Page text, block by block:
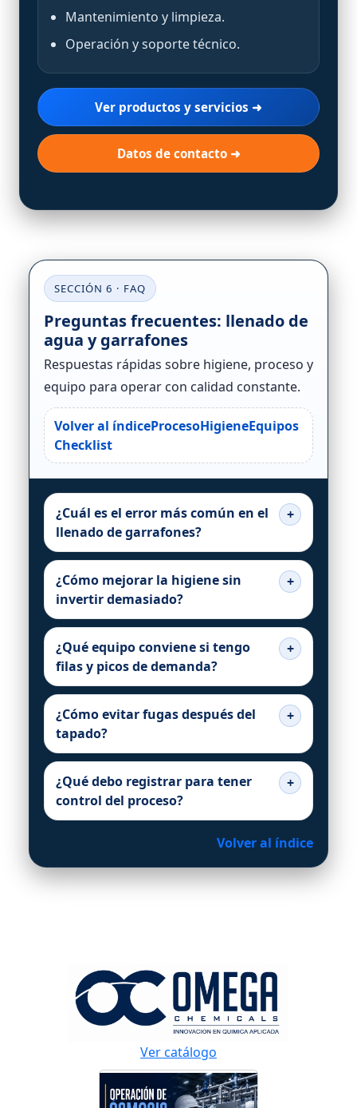
Mantenimiento y limpieza.
Operación y soporte técnico.
Ver productos y servicios ➜
Datos de contacto ➜
SECCIÓN 6 · FAQ
Preguntas frecuentes: llenado de
agua y garrafones
Respuestas rápidas sobre higiene, proceso y
equipo para operar con calidad constante.
Volver al índiceProcesoHigieneEquipos
Checklist
¿Cuál es el error más común en el
llenado de garrafones?
¿Cómo mejorar la higiene sin
invertir demasiado?
¿Qué equipo conviene si tengo
filas y picos de demanda?
¿Cómo evitar fugas después del
tapado?
¿Qué debo registrar para tener
control del proceso?
Volver al índice
Ver catálogo